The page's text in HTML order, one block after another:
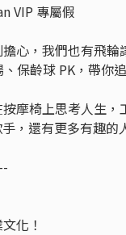
VIP 專屬假
心，我們也有飛輪
保齡球 PK，帶你
摩椅上思考人生，
，還有更多有趣的
化！